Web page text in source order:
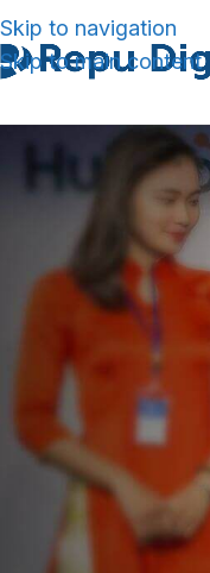
Skip to navigation
Skip to main content